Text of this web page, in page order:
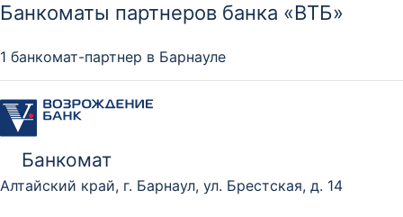
Банкоматы партнеров банка «ВТБ»
1 банкомат-партнер в Барнауле
Банкомат
Алтайский край, г. Барнаул, ул. Брестская, д. 14